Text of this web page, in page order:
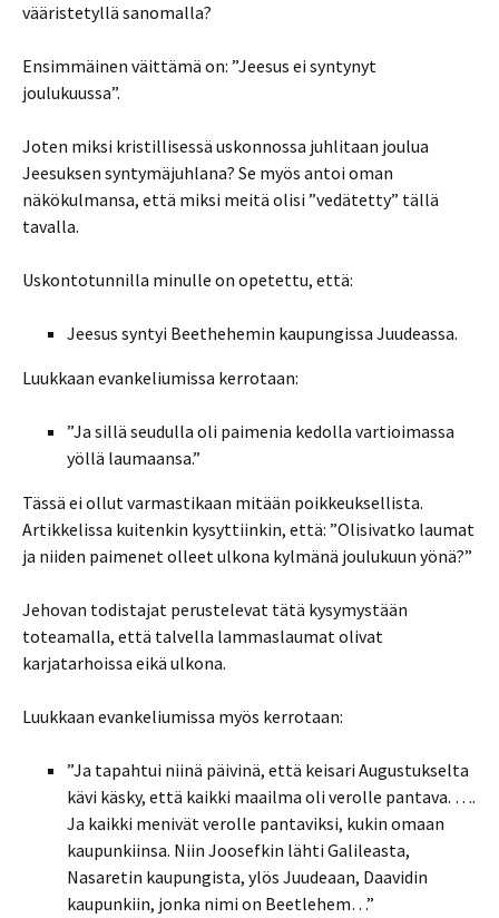
vääristetyllä sanomalla?
Ensimmäinen väittämä on: ”Jeesus ei syntynyt
joulukuussa”.
Joten miksi kristillisessä uskonnossa juhlitaan joulua
Jeesuksen syntymäjuhlana? Se myös antoi oman
näkökulmansa, että miksi meitä olisi ”vedätetty” tällä
tavalla.
Uskontotunnilla minulle on opetettu, että:
Jeesus syntyi Beethehemin kaupungissa Juudeassa.
Luukkaan evankeliumissa kerrotaan:
”Ja sillä seudulla oli paimenia kedolla vartioimassa
yöllä laumaansa.”
Tässä ei ollut varmastikaan mitään poikkeuksellista.
Artikkelissa kuitenkin kysyttiinkin, että: ”Olisivatko laumat
ja niiden paimenet olleet ulkona kylmänä joulukuun yönä?”
Jehovan todistajat perustelevat tätä kysymystään
toteamalla, että talvella lammaslaumat olivat
karjatarhoissa eikä ulkona.
Luukkaan evankeliumissa myös kerrotaan:
”Ja tapahtui niinä päivinä, että keisari Augustukselta
kävi käsky, että kaikki maailma oli verolle pantava. ….
Ja kaikki menivät verolle pantaviksi, kukin omaan
kaupunkiinsa. Niin Joosefkin lähti Galileasta,
Nasaretin kaupungista, ylös Juudeaan, Daavidin
kaupunkiin, jonka nimi on Beetlehem…”